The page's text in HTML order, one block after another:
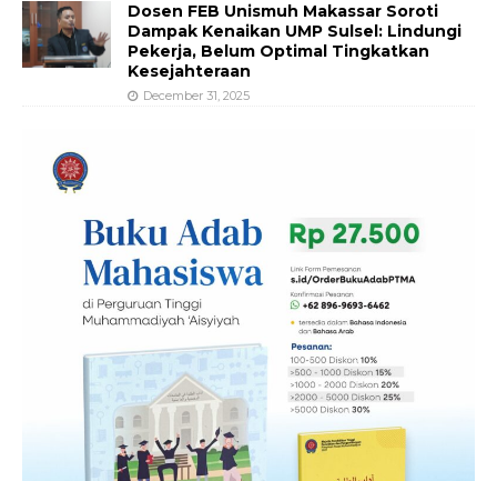
Dosen FEB Unismuh Makassar Soroti
Dampak Kenaikan UMP Sulsel: Lindungi
Pekerja, Belum Optimal Tingkatkan
Kesejahteraan
December 31, 2025